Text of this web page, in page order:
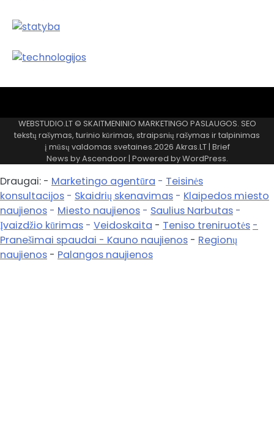
–
tai
žemės
matavimo
vienetas-
Pagrindinis
WEBSTUDIO.LT © SKAITMENINIO MARKETINGO PASLAUGOS. SEO
tekstų rašymas, turinio kūrimas, straipsnių rašymas ir talpinimas
į mūsų valdomas svetaines.2026 Akras.LT| Brief
News byAscendoor| Powered byWordPress.
Draugai: - Marketingo agentūra - Teisinės
konsultacijos - Skaidrių skenavimas - Klaipedos miesto
naujienos - Miesto naujienos - Saulius Narbutas -
Įvaizdžio kūrimas - Veidoskaita - Teniso treniruotės -
Pranešimai spaudai - Kauno naujienos - Regionų
naujienos - Palangos naujienos